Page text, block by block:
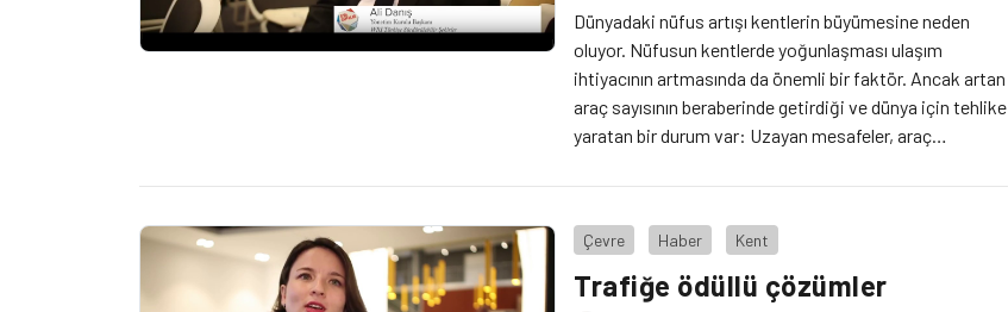
Dünyadaki nüfus artışı kentlerin büyümesine neden
oluyor. Nüfusun kentlerde yoğunlaşması ulaşım
ihtiyacının artmasında da önemli bir faktör. Ancak artan
araç sayısının beraberinde getirdiği ve dünya için tehlike
yaratan bir durum var: Uzayan mesafeler, araç
Peki, Sürdürülebilir bir dünya için artan ulaşım ihtiyacı
ve ulaşım ihtiyacının da yol açtığı küresel […]
Çevre Haber Kent
Trafiğe ödüllü çözümler